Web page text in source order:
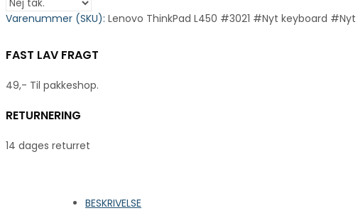
Varenummer (SKU): Lenovo ThinkPad L450 #3021 #Nyt keyboard
FAST LAV FRAGT
49,- Til pakkeshop.
RETURNERING
14 dages returret
BESKRIVELSE